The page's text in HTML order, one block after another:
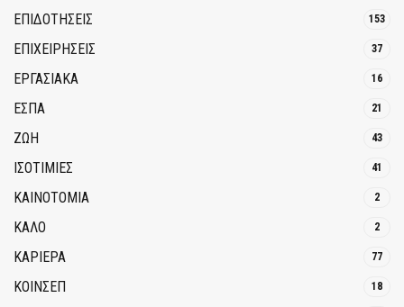
ΕΠΙΔΟΤΗΣΕΙΣ 153
ΕΠΙΧΕΙΡΗΣΕΙΣ 37
ΕΡΓΑΣΙΑΚΑ 16
ΕΣΠΑ 21
ΖΩΗ 43
ΙΣΟΤΙΜΙΕΣ 41
ΚΑΙΝΟΤΟΜΊΑ 2
ΚΑΛΟ 2
ΚΑΡΙΕΡΑ 77
ΚΟΙΝΣΕΠ 18